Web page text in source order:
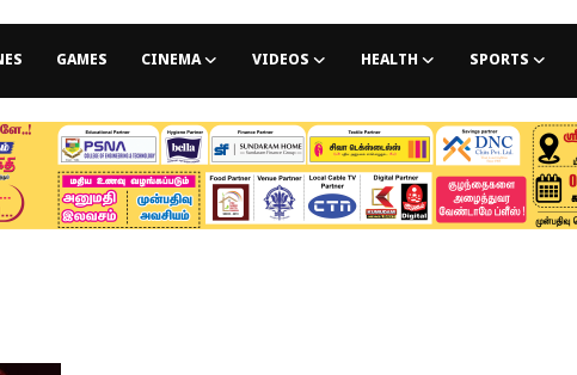
GAMES CINEMA VIDEOS HEALTH SPORTS